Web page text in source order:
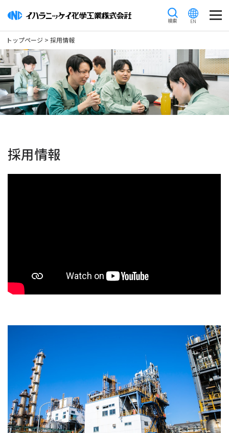
トップページ
会社情報
イハラニッケイができること
トップメッセージ
会社概要
社外発表
製品開発ストーリー
製品一覧
構造式
コラム
トップページ > 採用情報
採用情報